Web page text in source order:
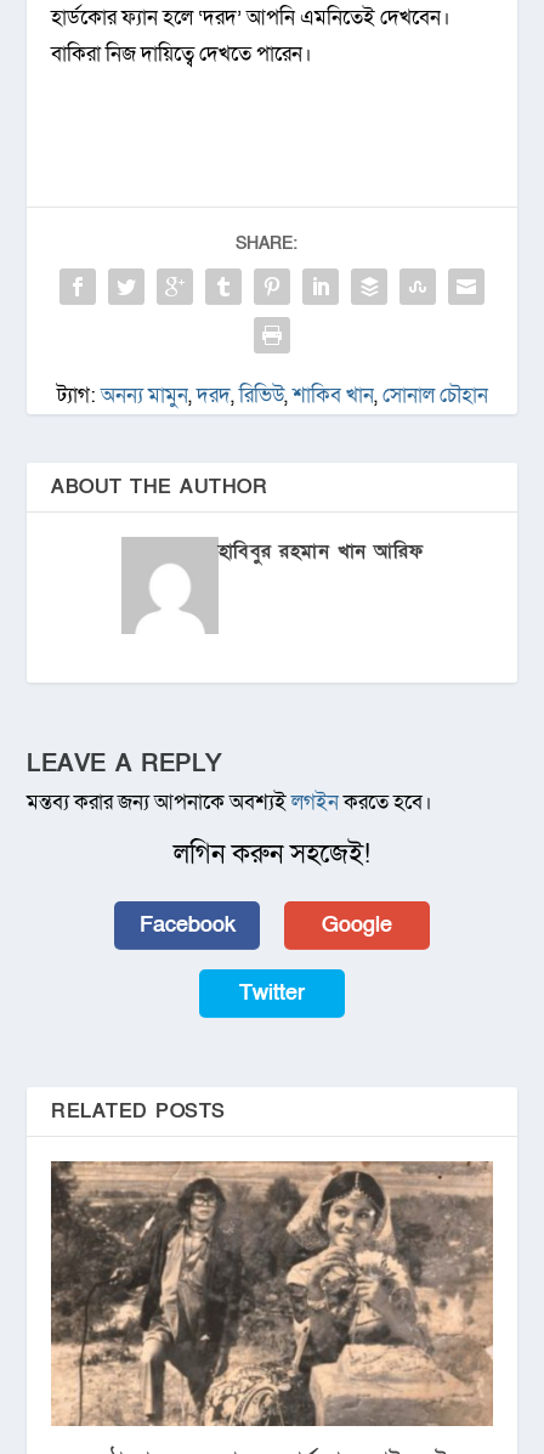
হার্ডকোর ফ্যান হলে ‘দরদ’ আপনি এমনিতেই দেখবেন।
বাকিরা নিজ দায়িত্বে দেখতে পারেন।
SHARE:
ট্যাগ:অনন্য মামুন,দরদ,রিভিউ,শাকিব খান,সোনাল চৌহান
ABOUT THE AUTHOR
হাবিবুর রহমান খান আরিফ
LEAVE A REPLY
মন্তব্য করার জন্য আপনাকে অবশ্যইলগইনকরতে হবে।
লগিন করুন সহজেই!
Facebook Google
Twitter
RELATED POSTS